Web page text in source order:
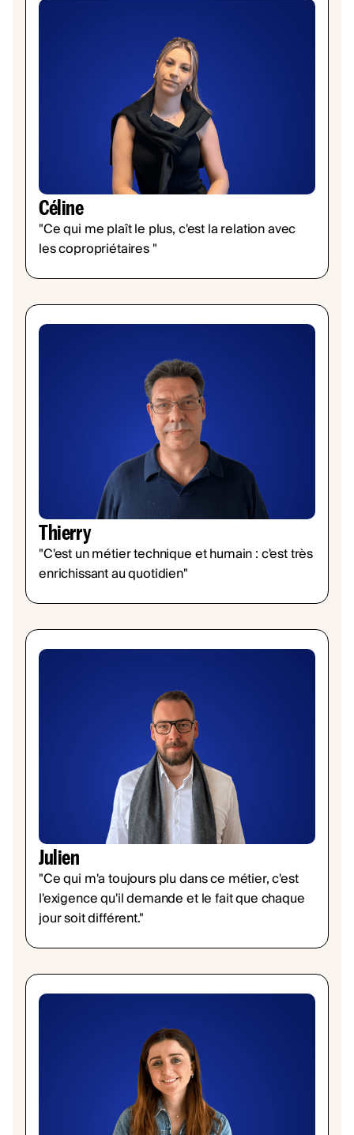
Céline
"Ce qui me plaît le plus, c'est la relation avec
les copropriétaires "
Thierry
"C'est un métier technique et humain : c'est très
enrichissant au quotidien"
Julien
"Ce qui m'a toujours plu dans ce métier, c'est
l'exigence qu'il demande et le fait que chaque
jour soit différent."